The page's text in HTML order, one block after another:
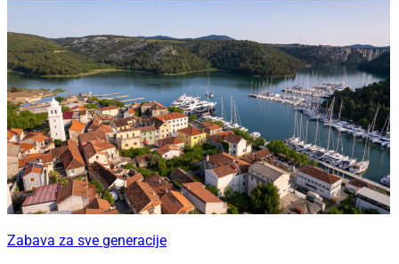
Zabava za sve generacije